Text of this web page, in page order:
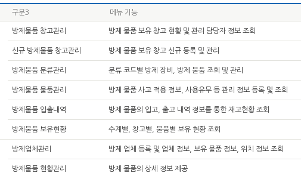
구분3 메뉴 기능
방제물품 창고관리 방제 물품 보유 창고 현황 및 관리 담당자 정보 조회
신규 방제물품 창고관리 방제 물품 보유 창고 신규 등록 및 관리
방제물품 분류관리 분류 코드별 방제 장비, 방제 물품 조회 및 관리
방제물품 물품관리 방제 물품 사고 적용 정보, 사용유무 등 관리 정보 등록 및 조회
방제물품 입출내역 방제 물품의 입고, 출고 내역 정보를 통한 재고현황 조회
방제물품 보유현황 수계별, 창고별, 물품별 보유 현황 조회
방제업체관리 방제 업체 등록 및 업체 정보, 보유 물품 정보, 위치 정보 조회
방제물품 현황관리 방제 물품의 상세 정보 제공